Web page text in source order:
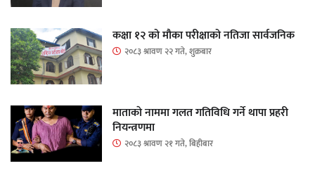
कक्षा १२ को मौका परीक्षाको नतिजा सार्वजनिक
२०८३ श्रावण २२ गते, शुक्रबार
माताकाे नाममा गलत गतिविधि गर्ने थापा प्रहरी
नियन्त्रणमा
२०८३ श्रावण २१ गते, बिहीबार